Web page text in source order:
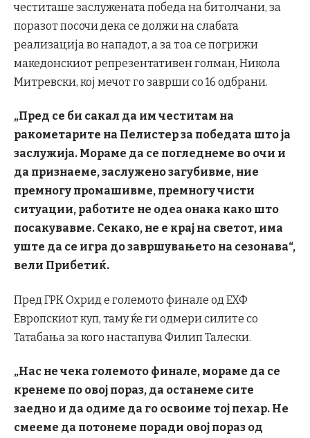
честиташе заслужената победа на битолчани, за
поразот посочи дека се должи на слабата
реализација во нападот, а за тоа се погрижи
македонскиот репрезентативен голман, Никола
Митревски, кој мечот го заврши со 16 одбрани.
„Пред се би сакал да им честитам на
ракометарите на Пелистер за победата што ја
заслужија. Мораме да се погледнеме во очи и
да признаеме, заслужено загубивме, ние
премногу промашивме, премногу чисти
ситуации, работите не одеа онака како што
посакувавме. Секако, не е крај на светот, има
уште да се игра до завршувањето на сезонава“,
вели Прибетиќ.
Пред ГРК Охрид е големото финале од ЕХФ
Европскиот куп, таму ќе ги одмери силите со
Татабања за кого настапува Филип Талески.
„Нас не чека големото финале, мораме да се
кренеме по овој пораз, да останеме сите
заедно и да одиме да го освоиме тој пехар. Не
смееме да потонеме поради овој пораз од